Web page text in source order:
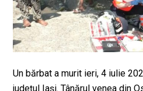
Un bărbat a murit ieri, 4 iulie
judeţul Iaşi. Tânărul venea din